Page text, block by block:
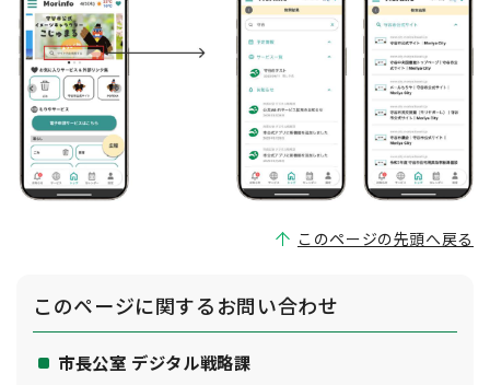
このページの先頭へ戻る
このページに関するお問い合わせ
市長公室 デジタル戦略課